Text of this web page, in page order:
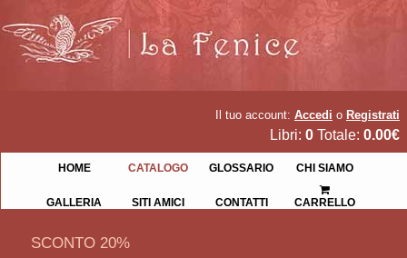
Il tuo account: Accedi o Registrati
Libri: 0 Totale: 0.00€
HOME CATALOGO GLOSSARIO CHI SIAMO
GALLERIA SITI AMICI CONTATTI CARRELLO
SCONTO 20%